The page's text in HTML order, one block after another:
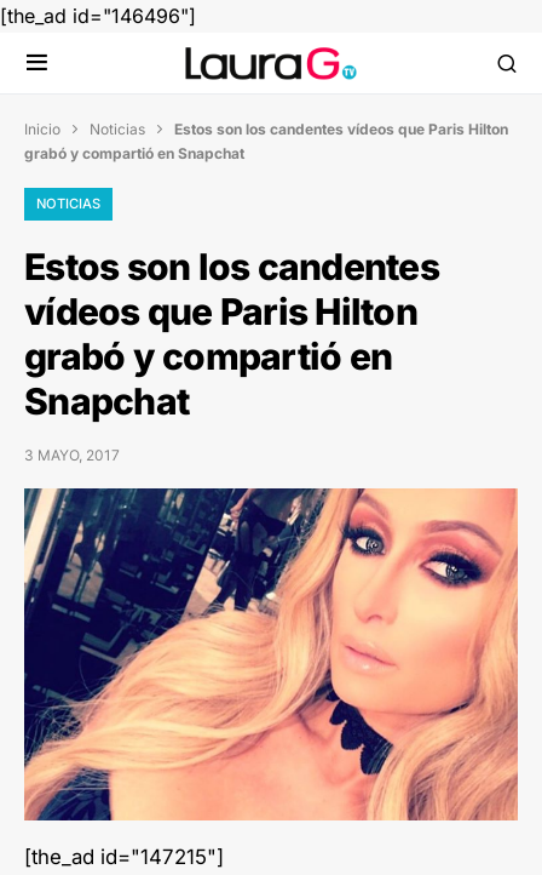
[the_ad id="146496"]
Inicio  Noticias  Estos son los candentes vídeos que Paris Hilton
grabó y compartió en Snapchat
NOTICIAS
Estos son los candentes
vídeos que Paris Hilton
grabó y compartió en
Snapchat
3 MAYO, 2017
[the_ad id="147215"]